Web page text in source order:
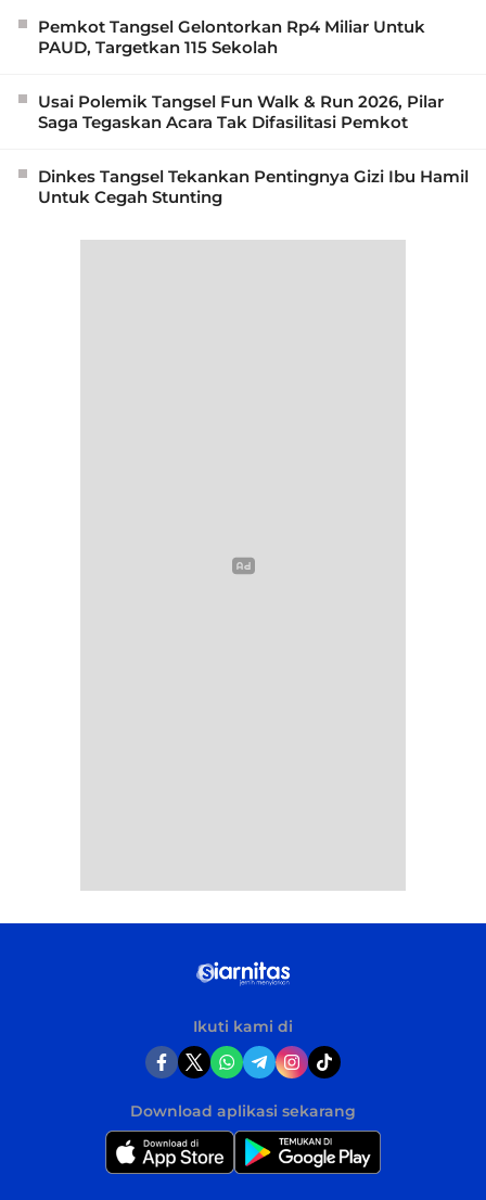
Pemkot Tangsel Gelontorkan Rp4 Miliar Untuk
PAUD, Targetkan 115 Sekolah
Usai Polemik Tangsel Fun Walk & Run 2026, Pilar
Saga Tegaskan Acara Tak Difasilitasi Pemkot
Dinkes Tangsel Tekankan Pentingnya Gizi Ibu Hamil
Untuk Cegah Stunting
Ikuti kami di
Download aplikasi sekarang